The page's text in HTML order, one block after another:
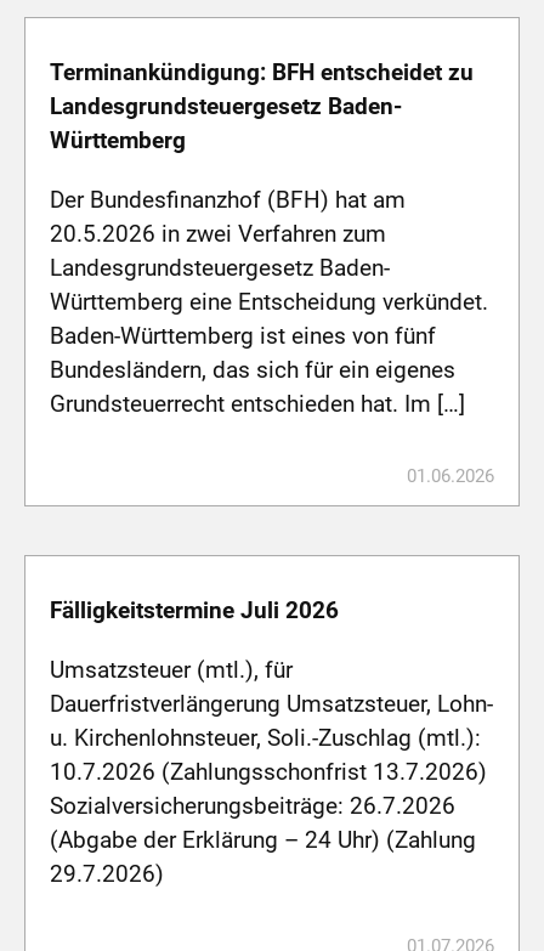
Terminankündigung: BFH entscheidet zu
Landesgrundsteuergesetz Baden-
Württemberg
Der Bundesfinanzhof (BFH) hat am
20.5.2026 in zwei Verfahren zum
Landesgrundsteuergesetz Baden-
Württemberg eine Entscheidung verkündet.
Baden-Württemberg ist eines von fünf
Bundesländern, das sich für ein eigenes
Grundsteuerrecht entschieden hat. Im […]
01.06.2026
Fälligkeitstermine Juli 2026
Umsatzsteuer (mtl.), für
Dauerfristverlängerung Umsatzsteuer, Lohn-
u. Kirchenlohnsteuer, Soli.-Zuschlag (mtl.):
10.7.2026 (Zahlungsschonfrist 13.7.2026)
Sozialversicherungsbeiträge: 26.7.2026
(Abgabe der Erklärung – 24 Uhr) (Zahlung
29.7.2026)
01.07.2026